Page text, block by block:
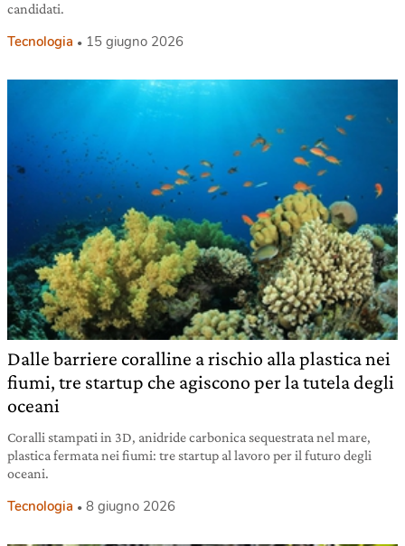
candidati.
Tecnologia 15 giugno 2026
Dalle barriere coralline a rischio alla plastica nei
fiumi, tre startup che agiscono per la tutela degli
oceani
Coralli stampati in 3D, anidride carbonica sequestrata nel mare,
plastica fermata nei fiumi: tre startup al lavoro per il futuro degli
oceani.
Tecnologia 8 giugno 2026